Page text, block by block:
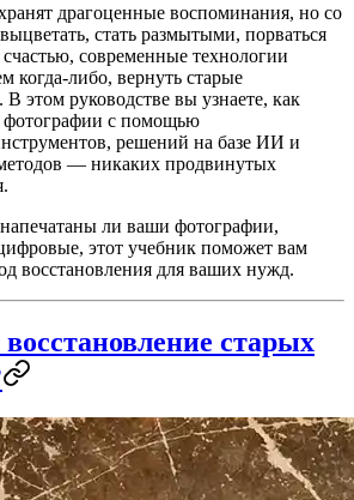
драгоценные воспоминания, но со
стать размытыми, порваться
современные технологии
когда-либо, вернуть старые
этом руководстве вы узнаете, как
фотографии с помощью
решений на базе ИИ и
— никаких продвинутых
ли ваши фотографии,
этот учебник поможет вам
восстановления для ваших нужд.
старых